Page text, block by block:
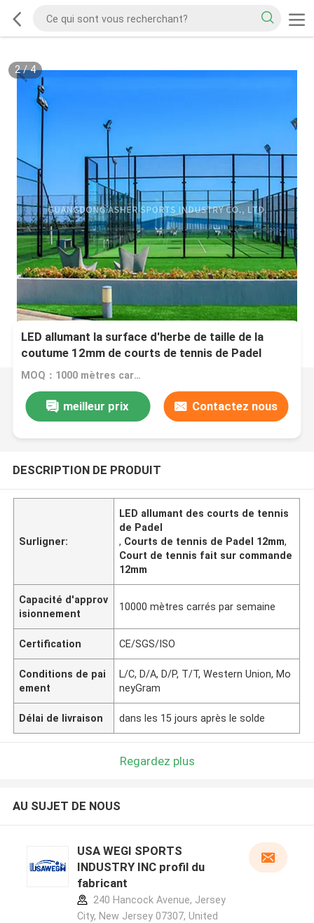
2/4
LED allumant la surface d'herbe de taille de la
coutume 12mm de courts de tennis de Padel
MOQ：1000 mètres carrés
meilleur prix Contactez nous
DESCRIPTION DE PRODUIT
Surligner:
LED allumant des courts de tennis
de Padel
, Courts de tennis de Padel 12mm,
Court de tennis fait sur commande
12mm
Capacité d'approv
isionnement
10000 mètres carrés par semaine
Certification CE/SGS/ISO
Conditions de pai
ement
L/C, D/A, D/P, T/T, Western Union, Mo
neyGram
Délai de livraison dans les 15 jours après le solde
Regardez plus
AU SUJET DE NOUS
USA WEGI SPORTS
INDUSTRY INC profil du
fabricant
240 Hancock Avenue, Jersey
City, New Jersey 07307, United